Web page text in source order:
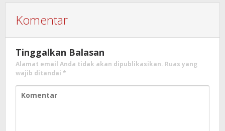
Komentar
Tinggalkan Balasan
Alamat email Anda tidak akan dipublikasikan. Ruas yang
wajib ditandai *